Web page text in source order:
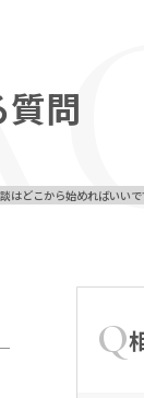
問
はどこから始めればいいで